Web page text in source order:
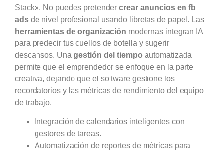
Stack». No puedes pretender crear anuncios en fb
ads de nivel profesional usando libretas de papel. Las
herramientas de organización modernas integran IA
para predecir tus cuellos de botella y sugerir
descansos. Una gestión del tiempo automatizada
permite que el emprendedor se enfoque en la parte
creativa, dejando que el software gestione los
recordatorios y las métricas de rendimiento del equipo
de trabajo.
Integración de calendarios inteligentes con
gestores de tareas.
Automatización de reportes de métricas para